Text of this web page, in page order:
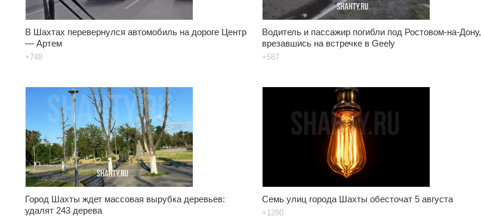
В Шахтах перевернулся автомобиль на дороге Центр
— Артем
+748
Водитель и пассажир погибли под Ростовом-на-Дону,
врезавшись на встречке в Geely
+587
Город Шахты ждет массовая вырубка деревьев:
удалят 243 дерева
Семь улиц города Шахты обесточат 5 августа
+1280